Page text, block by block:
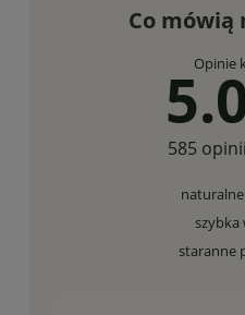
Co mówią
Opinie
585
szybka
staranne